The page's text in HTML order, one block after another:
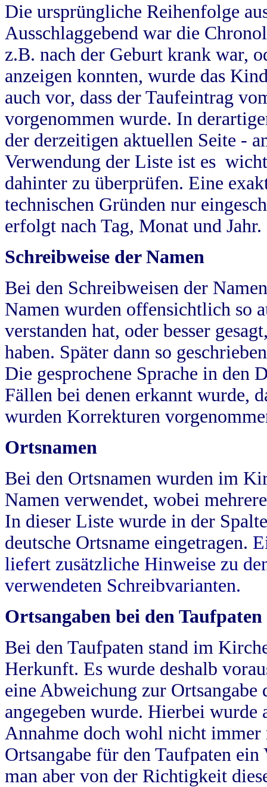
Die ursprüngliche Reihenfolge
Ausschlaggebend war die
z.B. nach der Geburt krank war,
anzeigen konnten, wurde das
auch vor, dass der Taufeintrag
vorgenommen wurde. In
der derzeitigen aktuellen Seite -
Verwendung der Liste ist es
dahinter zu überprüfen. Eine
technischen Gründen nur
erfolgt nach Tag, Monat und Jahr.
Schreibweise der Namen
Bei den Schreibweisen der
Namen wurden offensichtlich so
verstanden hat, oder besser
haben. Später dann so
Die gesprochene Sprache in
Fällen bei denen erkannt wurde,
wurden Korrekturen
Ortsnamen
Bei den Ortsnamen wurden im
Namen verwendet, wobei
In dieser Liste wurde in der
deutsche Ortsname eingetragen.
liefert zusätzliche Hinweise zu
verwendeten Schreibvarianten.
Ortsangaben bei den Taufpaten
Bei den Taufpaten stand im
Herkunft. Es wurde deshalb
eine Abweichung zur
angegeben wurde. Hierbei wurde
Annahme doch wohl nicht
Ortsangabe für den Taufpaten
man aber von der Richtigkeit